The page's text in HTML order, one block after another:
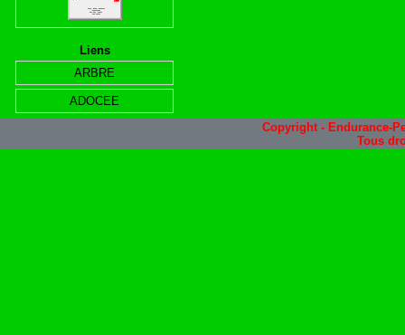
Liens
ARBRE
ADOCEE
Copyright - Endurance-
Tous